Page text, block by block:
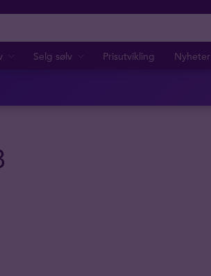
Selg sølv Prisutvikling Nyheter